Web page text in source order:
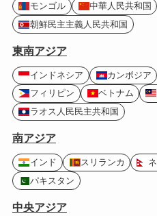
モンゴル 中華人民共和国
朝鮮民主主義人民共和国
東南アジア
インドネシア カンボジア
フィリピン
ベトナム
ラオス人民民主共和国
南アジア
インド スリランカ
パキスタン
中央アジア